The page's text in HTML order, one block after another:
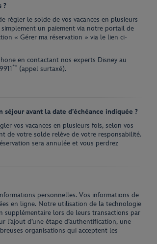
?
régler le solde de vos vacances en plusieurs
un paiement via notre portail de
« Gérer ma réservation » via le lien ci-
en contactant nos experts Disney au
** (appel surtaxé).
avant la date d’échéance indiquée ?
vos vacances en plusieurs fois, selon vos
de votre solde relève de votre responsabilité.
sera annulée et vous perdrez
personnelles. Vos informations de
en ligne. Notre utilisation de la technologie
supplémentaire lors de leurs transactions par
d’une étape d’authentification, une
organisations qui acceptent les